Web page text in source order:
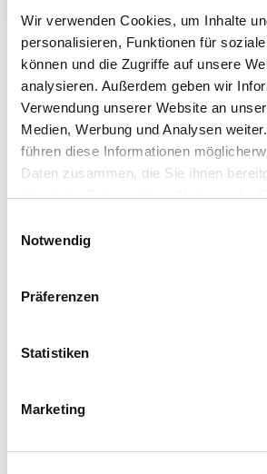
Wir verwenden Cookies, um Inhalte
personalisieren, Funktionen für
können und die Zugriffe auf unsere
analysieren. Außerdem geben wir
Verwendung unserer Website an
Medien, Werbung und Analysen
führen diese Informationen
Daten zusammen, die Sie ihnen
die sie im Rahmen Ihrer Nutzung der
Sie unsere Webseite weiterhin nutzen.
Notwendig
Präferenzen
Statistiken
Marketing
Gründungsdatum:
25.04.1978
Züchtername:
Bernhard Rommeswinkel
Straße/Nr.:
Plz/Ort:
48249 Dülmen
Land: